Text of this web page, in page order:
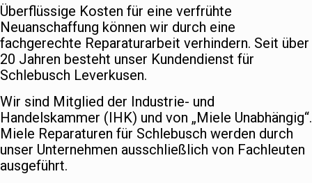
Überflüssige Kosten für eine verfrühte
Neuanschaffung können wir durch eine
fachgerechte Reparaturarbeit verhindern. Seit über
20 Jahren besteht unser Kundendienst für
Schlebusch Leverkusen.
Wir sind Mitglied der Industrie- und
Handelskammer (IHK) und von „Miele Unabhängig“.
Miele Reparaturen für Schlebusch werden durch
unser Unternehmen ausschließlich von Fachleuten
ausgeführt.